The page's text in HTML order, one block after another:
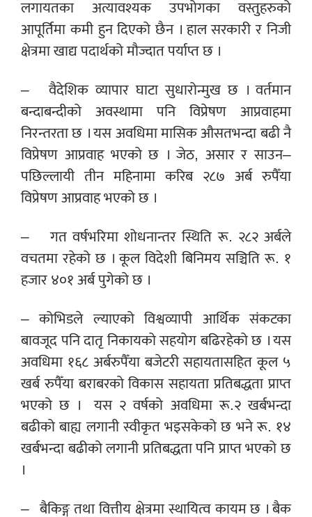
लगायतका अत्यावश्यक उपभोगका वस्तुहरुको
आपूर्तिमा कमी हुन दिएको छैन । हाल सरकारी र निजी
क्षेत्रमा खाद्य पदार्थको मौज्दात पर्याप्त छ ।
– वैदेशिक व्यापार घाटा सुधारोन्मुख छ । वर्तमान
बन्दाबन्दीको अवस्थामा पनि विप्रेषण आप्रवाहमा
निरन्तरता छ । यस अवधिमा मासिक औसतभन्दा बढी नै
विप्रेषण आप्रवाह भएको छ । जेठ, असार र साउन–
पछिल्लायी तीन महिनामा करिब २८७ अर्ब रुपैँया
विप्रेषण आप्रवाह भएको छ ।
– गत वर्षभरिमा शोधनान्तर स्थिति रू. २८२ अर्बले
वचतमा रहेको छ । कूल विदेशी बिनिमय सञ्चिति रू. १
हजार ४०१ अर्ब पुगेको छ ।
– कोभिडले ल्याएको विश्वव्यापी आर्थिक संकटका
बावजूद पनि दातृ निकायको सहयोग बढिरहेको छ । यस
अवधिमा १६८ अर्बरुपैँया बजेटरी सहायतासहित कूल ५
खर्ब रुपैँया बराबरको विकास सहायता प्रतिबद्धता प्राप्त
भएको छ । यस २ वर्षको अवधिमा रू.२ खर्बभन्दा
बढीको बाह्य लगानी स्वीकृत भइसकेको छ भने रू. १४
खर्बभन्दा बढीको लगानी प्रतिबद्धता पनि प्राप्त भएको छ
।
– बैकिङ्ग तथा वित्तीय क्षेत्रमा स्थायित्व कायम छ । बैक